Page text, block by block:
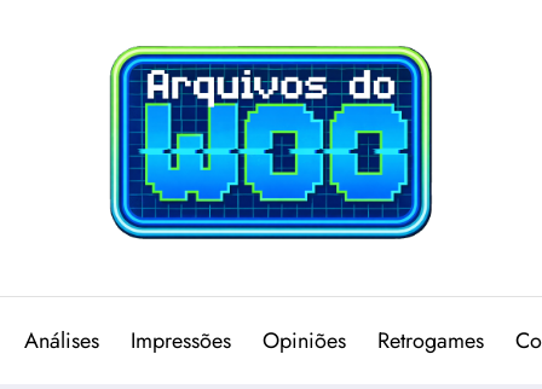
Análises Impressões Opiniões Retrogames